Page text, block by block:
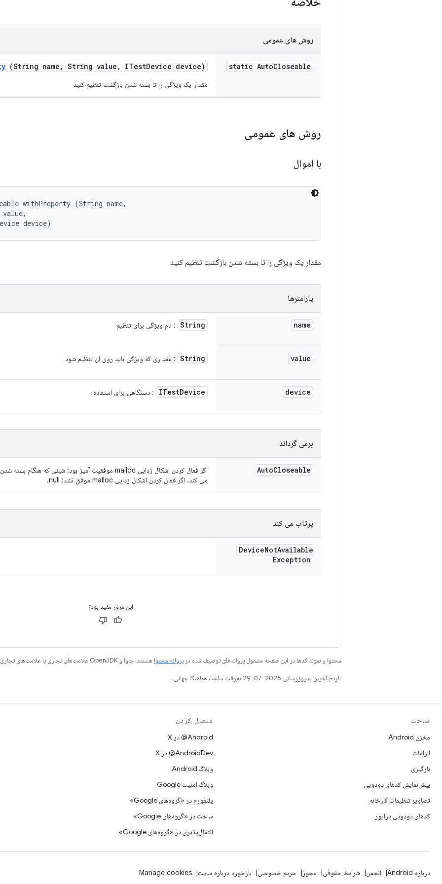
روش های عمومی
static AutoCloseable
(String name , String value , ITestDevice device)
مقدار یک ویژگی را تا بسته شدن بازگشت تنظیم کنید
روش های عمومی
با اموال
withProperty (String name,
value,
device)
مقدار یک ویژگی را تا بسته شدن بازگشت تنظیم کنید
پارامترها
name
String : نام ویژگی برای تنظیم
value
String : مقداری که ویژگی باید روی آن تنظیم شود
device
ITestDevice : دستگاهی برای استفاده
برمی گرداند
AutoCloseable
می کند. اگر فعال کردن اشکال زدایی malloc موفق نشد: null.
پرتاب می کند
DeviceNotAvailable
Exception
این مرور مفید بود؟
محتوا و نمونه کدها در این صفحه مشمول پروانه‌های توصیف‌شده در پروانه محتوا هستند. جاوا و OpenJDK علامت‌های تجاری یا علامت‌های تجاری ثبت‌شده Oracle و/یا وابسته‌های آن هستند.
تاریخ آخرین به‌روزرسانی 2025-07-29 به‌وقت ساعت هماهنگ جهانی.
ساخت
مخزن Android
الزامات
بارگیری
پیش‌نمایش کدهای دودویی
تصاویر تنظیمات کارخانه
کدهای دودویی درایور
متصل کردن
‫‎@Android در X
‫‎@AndroidDev در X
وبلاگ Android
وبلاگ امنیت Google
پلتفورم در «گروه‌های Google»
ساخت در «گروه‌های Google»
انتقال‌پذیری در «گروه‌های Google»
درباره Android انجمن شرایط حقوقی مجوز حریم خصوصی بازخورد درباره سایت Manage cookies